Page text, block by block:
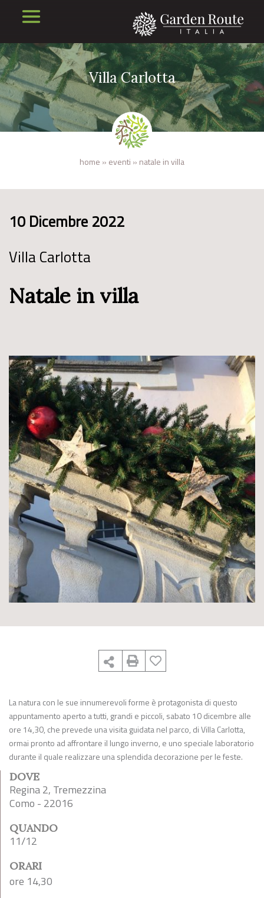
Villa Carlotta
home » eventi » natale in villa
10 Dicembre 2022
Villa Carlotta
Natale in villa
La natura con le sue innumerevoli forme è protagonista di questo
appuntamento aperto a tutti, grandi e piccoli, sabato 10 dicembre alle
ore 14,30, che prevede una visita guidata nel parco, di Villa Carlotta,
ormai pronto ad affrontare il lungo inverno, e uno speciale laboratorio
durante il quale realizzare una splendida decorazione per le feste.
DOVE
Regina 2, Tremezzina
Como - 22016
QUANDO
11/12
ORARI
ore 14,30